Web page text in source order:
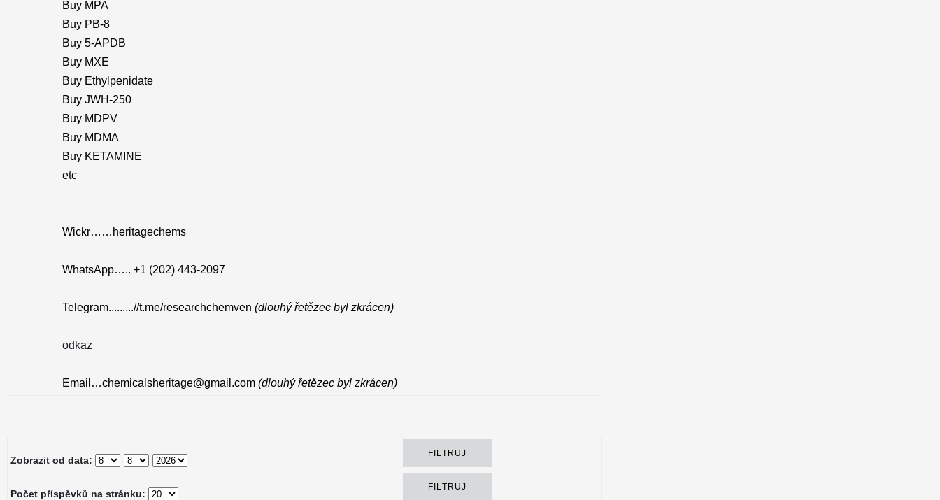
Buy MPA
Buy PB-8
Buy 5-APDB
Buy MXE
Buy Ethylpenidate
Buy JWH-250
Buy MDPV
Buy MDMA
Buy KETAMINE
etc
Wickr……heritagechems
WhatsApp….. +1 (202) 443‑2097
Telegram.........//t.me/researchchemven (dlouhý řetězec byl zkrácen)
odkaz
Email…chemicalsheritage@gmail.com (dlouhý řetězec byl zkrácen)
Zobrazit od data:
Počet příspěvků na stránku: